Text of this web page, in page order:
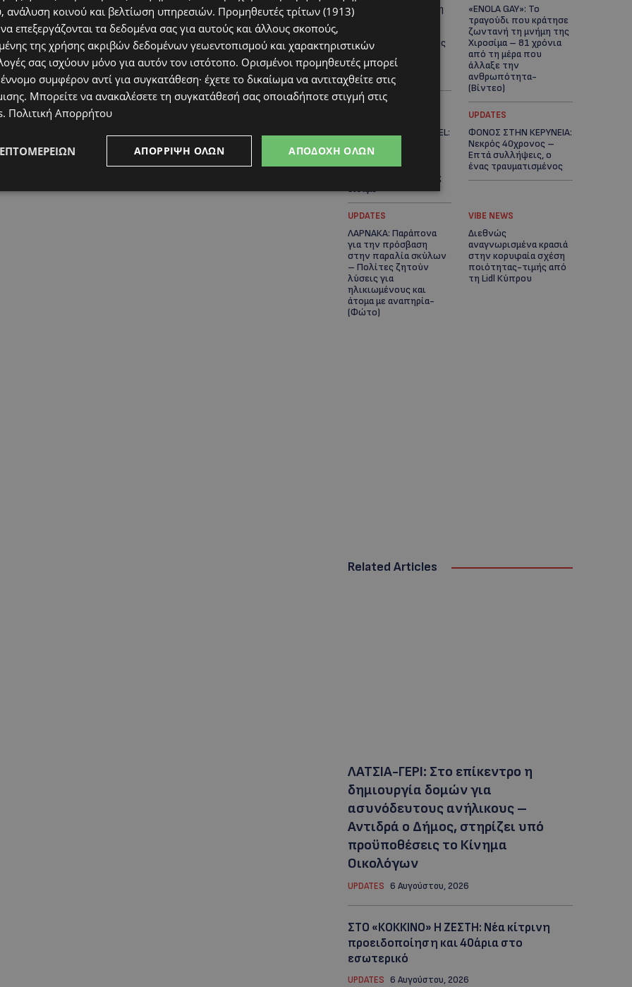
ΛΕΜΕΣΟΣ: Μάχη για τη
ζωή του δίνει
βαριά τραυματισμένος
ηλεκτρικό του
ποδήλατο
«ENOLA GAY»: Το
τραγούδι που κράτησε
ζωντανή τη μνήμη της
Χιροσίμα – 81 χρόνια
από τη μέρα που
άλλαξε την
ανθρωπότητα-
(Bίντεο)
PERNERA BEACH HOTEL:
στα 50 χρόνια ενός
ιστορικού
ξενοδοχείου-Ποιους
είδαμε
UPDATES
ΦΟΝΟΣ ΣΤΗΝ ΚΕΡΥΝΕΙΑ:
Νεκρός 40χρονος –
Επτά συλλήψεις, ο
ένας τραυματισμένος
UPDATES
ΛΑΡΝΑΚΑ: Παράπονα
για την πρόσβαση
στην παραλία σκύλων
– Πολίτες ζητούν
λύσεις για
ηλικιωμένους και
άτομα με αναπηρία-
(Φώτο)
VIBE NEWS
Διεθνώς
αναγνωρισμένα κρασιά
στην κορυφαία σχέση
ποιότητας-τιμής από
τη Lidl Κύπρου
Related Articles
ΛΑΤΣΙΑ-ΓΕΡΙ: Στο επίκεντρο η
δημιουργία δομών για
ασυνόδευτους ανήλικους –
Αντιδρά ο Δήμος, στηρίζει υπό
προϋποθέσεις το Κίνημα
Οικολόγων
UPDATES 6 Αυγούστου, 2026
ΣΤΟ «ΚΟΚΚΙΝΟ» Η ΖΕΣΤΗ: Νέα κίτρινη
προειδοποίηση και 40άρια στο
εσωτερικό
UPDATES 6 Αυγούστου, 2026
ανάλυση κοινού και βελτίωση υπηρεσιών. Προμηθευτές τρίτων (1913)
να επεξεργάζονται τα δεδομένα σας για αυτούς και άλλους σκοπούς,
της χρήσης ακριβών δεδομένων γεωεντοπισμού και χαρακτηριστικών
σας ισχύουν μόνο για αυτόν τον ιστότοπο. Ορισμένοι προμηθευτές μπορεί
συμφέρον αντί για συγκατάθεση· έχετε το δικαίωμα να αντιταχθείτε στις
. Μπορείτε να ανακαλέσετε τη συγκατάθεσή σας οποιαδήποτε στιγμή στις
. Πολιτική Απορρήτου
ΑΠΟΔΟΧΉ ΌΛΩΝ
ΑΠΌΡΡΙΨΗ ΌΛΩΝ